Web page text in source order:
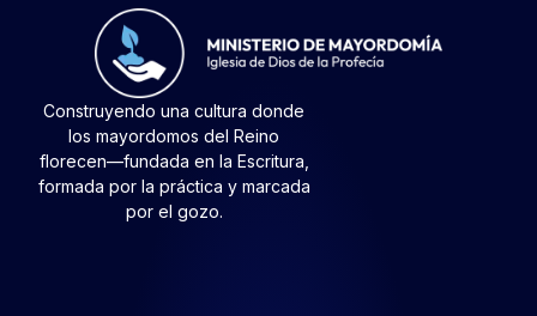
Construyendo una cultura donde
los mayordomos del Reino
florecen—fundada en la Escritura,
formada por la práctica y marcada
por el gozo.